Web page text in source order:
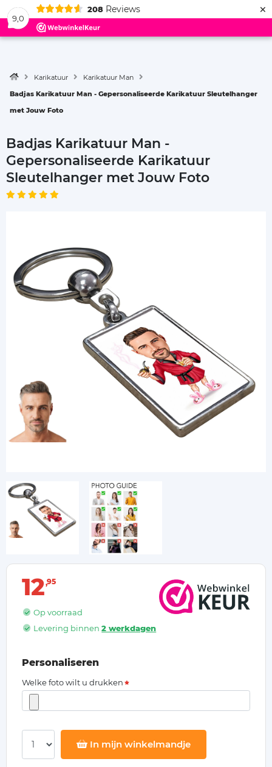
9,0
208 Reviews ×
Menu
Karikatuur
Karikatuur Man
Badjas Karikatuur Man - Gepersonaliseerde Karikatuur Sleutelhanger
met Jouw Foto
Badjas Karikatuur Man -
Gepersonaliseerde Karikatuur
Sleutelhanger met Jouw Foto
12 95
Op voorraad
Levering binnen2 werkdagen
Personaliseren
Welke foto wilt u drukken
In mijn winkelmandje